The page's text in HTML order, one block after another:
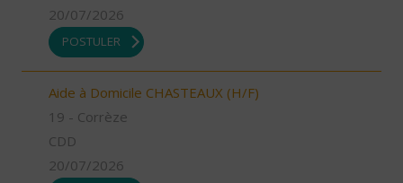
20/07/2026
POSTULER
Aide à Domicile CHASTEAUX (H/F)
19 - Corrèze
CDD
20/07/2026